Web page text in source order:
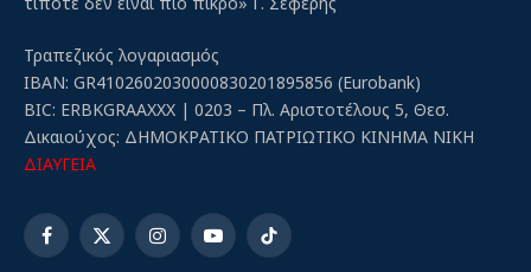
Τραπεζικός λογαριασμός
IBAN: GR4102602030000830201895856 (Eurobank)
BIC: ERBKGRAAXXX | 0203 – Πλ. Αριστοτέλους 5, Θεσ.
Δικαιούχος: ΔΗΜΟΚΡΑΤΙΚΟ ΠΑΤΡΙΩΤΙΚΟ ΚΙΝΗΜΑ ΝΙΚΗ
ΔΙΑΥΓΕΙΑ
Facebook
X
InstagramYouTubeTikTok